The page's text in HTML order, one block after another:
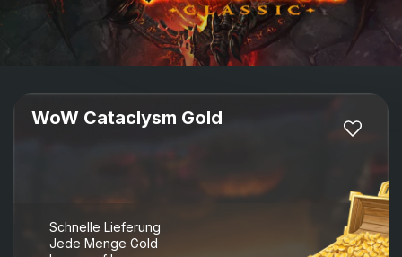
WoW Cataclysm Gold
Schnelle Lieferung
Jede Menge Gold